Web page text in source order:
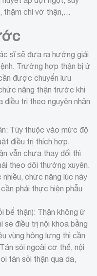
thậm chí vỡ thận,…
sĩ sẽ đưa ra hướng giải
Trường hợp thận bị ứ
được chuyển lưu
năng thận trước khi
điều trị theo nguyên nhân
Tùy thuộc vào mức độ
điều trị thích hợp.
vẫn chưa thay đổi thì
theo dõi thường xuyên.
chức năng lúc này
phải thực hiện phẫu
bể thận): Thận không ứ
điều trị nội khoa bằng
vùng hông lưng thì cần
sỏi ngoài cơ thể, nội
tán sỏi thận qua da,